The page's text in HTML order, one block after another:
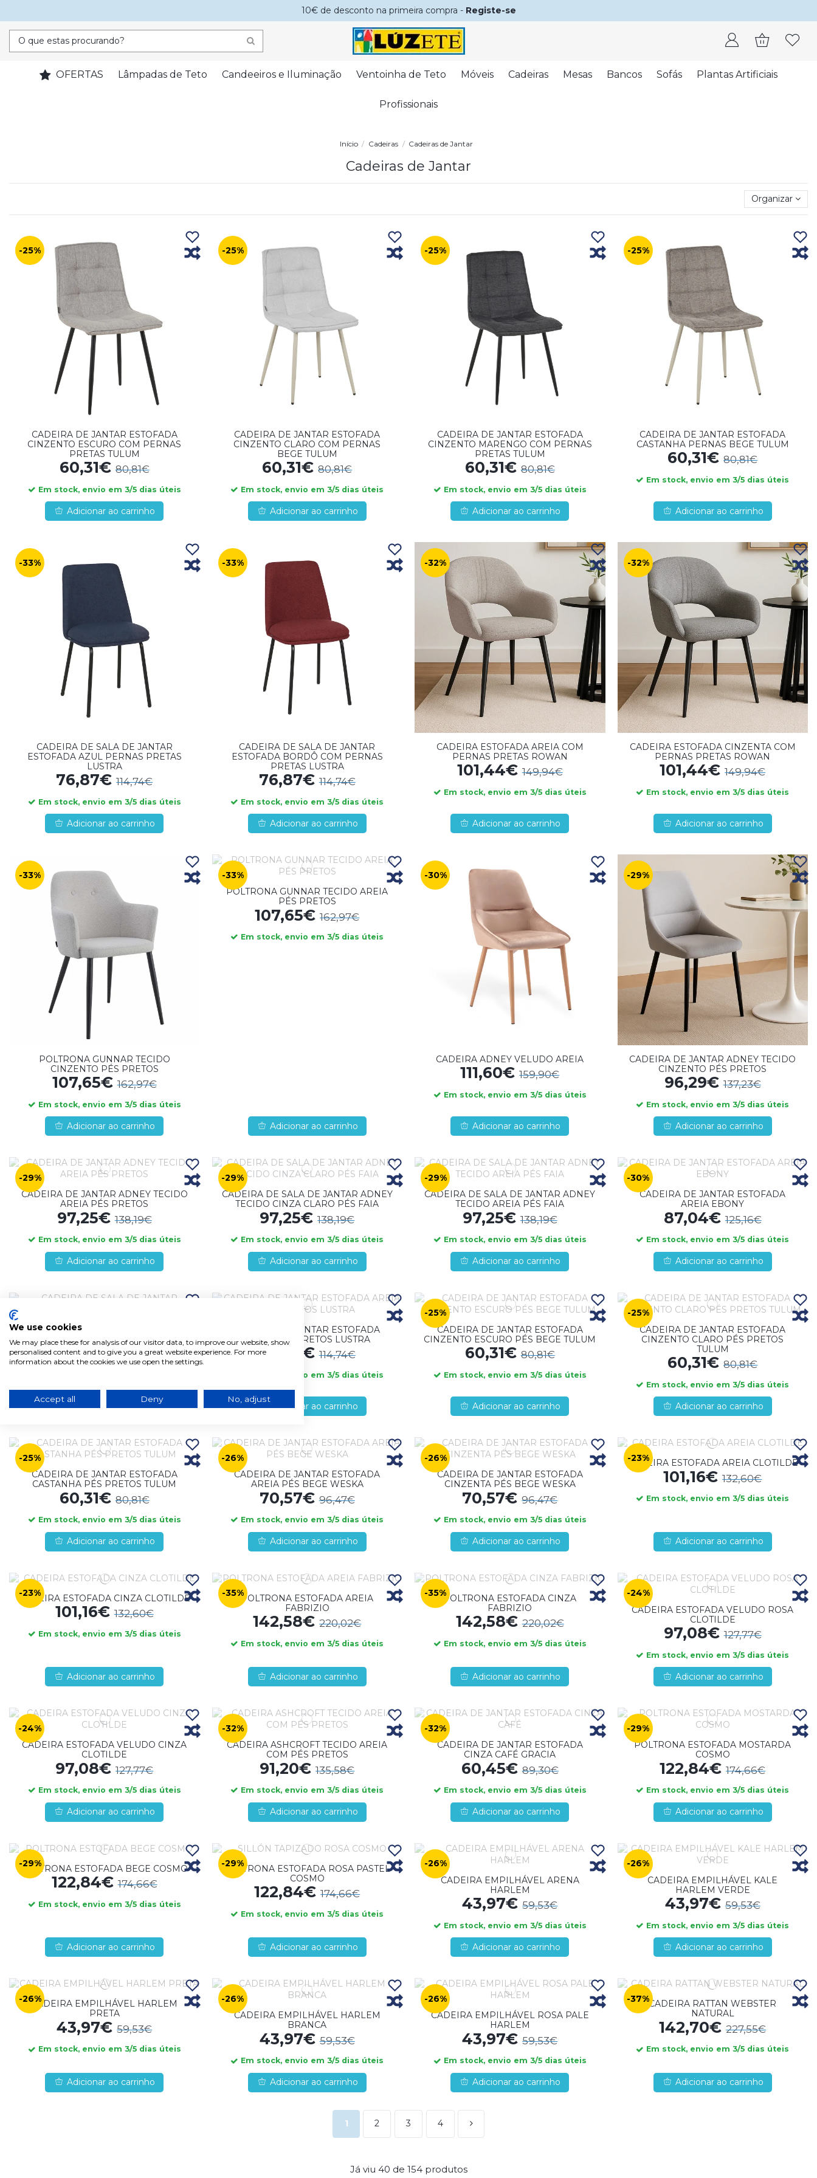
10€ de desconto na primeira compra - Registe-se
OFERTAS Lâmpadas de Teto Candeeiros e Iluminação Ventoinha de Teto Móveis Cadeiras Mesas Bancos Sofás Plantas Artificiais
Profissionais
Início Cadeiras Cadeiras de Jantar
Cadeiras de Jantar
Organizar
-25%
CADEIRA DE JANTAR ESTOFADA
CINZENTO ESCURO COM PERNAS
PRETAS TULUM
60,31€80,81€
Em stock, envio em 3/5 dias úteis
Adicionar ao carrinho
-25%
CADEIRA DE JANTAR ESTOFADA
CINZENTO CLARO COM PERNAS
BEGE TULUM
60,31€80,81€
Em stock, envio em 3/5 dias úteis
Adicionar ao carrinho
-25%
CADEIRA DE JANTAR ESTOFADA
CINZENTO MARENGO COM PERNAS
PRETAS TULUM
60,31€80,81€
Em stock, envio em 3/5 dias úteis
Adicionar ao carrinho
-25%
CADEIRA DE JANTAR ESTOFADA
CASTANHA PERNAS BEGE TULUM
60,31€80,81€
Em stock, envio em 3/5 dias úteis
Adicionar ao carrinho
-33%
CADEIRA DE SALA DE JANTAR
ESTOFADA AZUL PERNAS PRETAS
LUSTRA
76,87€114,74€
Em stock, envio em 3/5 dias úteis
Adicionar ao carrinho
-33%
CADEIRA DE SALA DE JANTAR
ESTOFADA BORDÔ COM PERNAS
PRETAS LUSTRA
76,87€114,74€
Em stock, envio em 3/5 dias úteis
Adicionar ao carrinho
-32%
CADEIRA ESTOFADA AREIA COM
PERNAS PRETAS ROWAN
101,44€149,94€
Em stock, envio em 3/5 dias úteis
Adicionar ao carrinho
-32%
CADEIRA ESTOFADA CINZENTA COM
PERNAS PRETAS ROWAN
101,44€149,94€
Em stock, envio em 3/5 dias úteis
Adicionar ao carrinho
-33%
POLTRONA GUNNAR TECIDO
CINZENTO PÉS PRETOS
107,65€162,97€
Em stock, envio em 3/5 dias úteis
Adicionar ao carrinho
-33%
POLTRONA GUNNAR TECIDO AREIA
PÉS PRETOS
107,65€162,97€
Em stock, envio em 3/5 dias úteis
Adicionar ao carrinho
-30%
CADEIRA ADNEY VELUDO AREIA
111,60€159,90€
Em stock, envio em 3/5 dias úteis
Adicionar ao carrinho
-29%
CADEIRA DE JANTAR ADNEY TECIDO
CINZENTO PÉS PRETOS
96,29€137,23€
Em stock, envio em 3/5 dias úteis
Adicionar ao carrinho
-29%
CADEIRA DE JANTAR ADNEY TECIDO
AREIA PÉS PRETOS
97,25€138,19€
Em stock, envio em 3/5 dias úteis
Adicionar ao carrinho
-29%
CADEIRA DE SALA DE JANTAR ADNEY
TECIDO CINZA CLARO PÉS FAIA
97,25€138,19€
Em stock, envio em 3/5 dias úteis
Adicionar ao carrinho
-29%
CADEIRA DE SALA DE JANTAR ADNEY
TECIDO AREIA PÉS FAIA
97,25€138,19€
Em stock, envio em 3/5 dias úteis
Adicionar ao carrinho
-30%
CADEIRA DE JANTAR ESTOFADA
AREIA EBONY
87,04€125,16€
Em stock, envio em 3/5 dias úteis
Adicionar ao carrinho
CADEIRA DE SALA DE JANTAR
ESTOFADA BRANCA EBONY
87,04€125,16€
Adicionar ao carrinho
CADEIRA DE JANTAR ESTOFADA
AREIA PÉS PRETOS LUSTRA
76,87€114,74€
Em stock, envio em 3/5 dias úteis
Adicionar ao carrinho
-25%
CADEIRA DE JANTAR ESTOFADA
CINZENTO ESCURO PÉS BEGE TULUM
60,31€80,81€
Em stock, envio em 3/5 dias úteis
Adicionar ao carrinho
-25%
CADEIRA DE JANTAR ESTOFADA
CINZENTO CLARO PÉS PRETOS
TULUM
60,31€80,81€
Em stock, envio em 3/5 dias úteis
Adicionar ao carrinho
-25%
CADEIRA DE JANTAR ESTOFADA
CASTANHA PÉS PRETOS TULUM
60,31€80,81€
Em stock, envio em 3/5 dias úteis
Adicionar ao carrinho
-26%
CADEIRA DE JANTAR ESTOFADA
AREIA PÉS BEGE WESKA
70,57€96,47€
Em stock, envio em 3/5 dias úteis
Adicionar ao carrinho
-26%
CADEIRA DE JANTAR ESTOFADA
CINZENTA PÉS BEGE WESKA
70,57€96,47€
Em stock, envio em 3/5 dias úteis
Adicionar ao carrinho
-23%
CADEIRA ESTOFADA AREIA CLOTILDE
101,16€132,60€
Em stock, envio em 3/5 dias úteis
Adicionar ao carrinho
-23%
CADEIRA ESTOFADA CINZA CLOTILDE
101,16€132,60€
Em stock, envio em 3/5 dias úteis
Adicionar ao carrinho
-35%POLTRONA ESTOFADA AREIA
FABRIZIO
142,58€220,02€
Em stock, envio em 3/5 dias úteis
Adicionar ao carrinho
-35%POLTRONA ESTOFADA CINZA
FABRIZIO
142,58€220,02€
Em stock, envio em 3/5 dias úteis
Adicionar ao carrinho
-24%
CADEIRA ESTOFADA VELUDO ROSA
CLOTILDE
97,08€127,77€
Em stock, envio em 3/5 dias úteis
Adicionar ao carrinho
-24%
CADEIRA ESTOFADA VELUDO CINZA
CLOTILDE
97,08€127,77€
Em stock, envio em 3/5 dias úteis
Adicionar ao carrinho
-32%
CADEIRA ASHCROFT TECIDO AREIA
COM PÉS PRETOS
91,20€135,58€
Em stock, envio em 3/5 dias úteis
Adicionar ao carrinho
-32%
CADEIRA DE JANTAR ESTOFADA
CINZA CAFÉ GRACIA
60,45€89,30€
Em stock, envio em 3/5 dias úteis
Adicionar ao carrinho
-29%
POLTRONA ESTOFADA MOSTARDA
COSMO
122,84€174,66€
Em stock, envio em 3/5 dias úteis
Adicionar ao carrinho
-29%
POLTRONA ESTOFADA BEGE COSMO
122,84€174,66€
Em stock, envio em 3/5 dias úteis
Adicionar ao carrinho
-29%
POLTRONA ESTOFADA ROSA PASTEL
COSMO
122,84€174,66€
Em stock, envio em 3/5 dias úteis
Adicionar ao carrinho
-26%
CADEIRA EMPILHÁVEL ARENA
HARLEM
43,97€59,53€
Em stock, envio em 3/5 dias úteis
Adicionar ao carrinho
-26%
CADEIRA EMPILHÁVEL KALE
HARLEM VERDE
43,97€59,53€
Em stock, envio em 3/5 dias úteis
Adicionar ao carrinho
-26%CADEIRA EMPILHÁVEL HARLEM
PRETA
43,97€59,53€
Em stock, envio em 3/5 dias úteis
Adicionar ao carrinho
-26%
CADEIRA EMPILHÁVEL HARLEM
BRANCA
43,97€59,53€
Em stock, envio em 3/5 dias úteis
Adicionar ao carrinho
-26%
CADEIRA EMPILHÁVEL ROSA PALE
HARLEM
43,97€59,53€
Em stock, envio em 3/5 dias úteis
Adicionar ao carrinho
-37%CADEIRA RATTAN WEBSTER
NATURAL
142,70€227,55€
Em stock, envio em 3/5 dias úteis
Adicionar ao carrinho
1 2 3 4
Já viu 40 de 154produtos
We use cookies
We may place these for analysis of our visitor data, to improve our website, show
personalised content and to give you a great website experience. For more
information about the cookies we use open the settings.
Accept all Deny No, adjust